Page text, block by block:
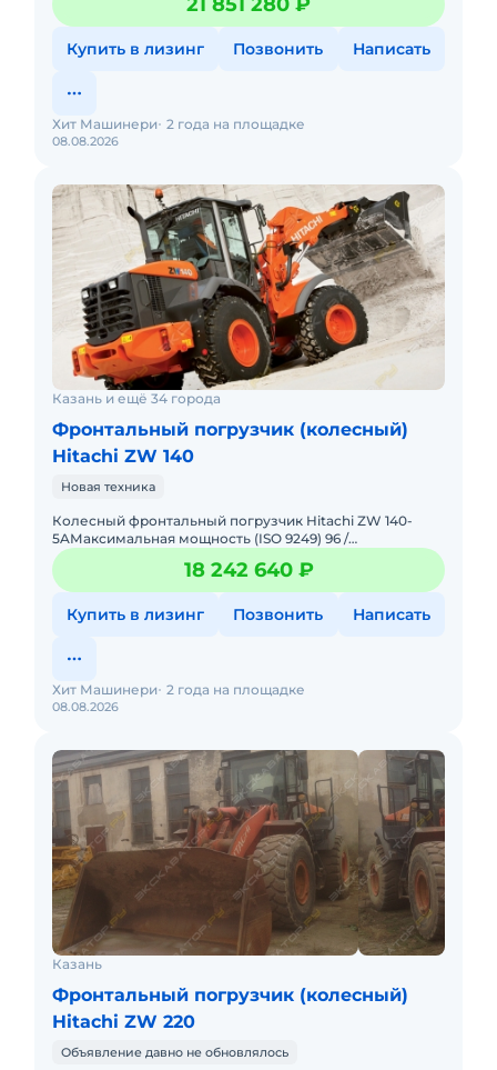
000 кгЕмкос
Купить в лизинг Позвонить Написать
08.08.2026
Хит Машинери 2 года на площадке
Казань и ещё 34 города
Фронтальный погрузчик (колесный)
Hitachi ZW 140
Новая техника
Колесный фронтальный погрузчик Hitachi ZW 140-
5AМаксимальная мощность (ISO 9249) 96 /
129Эксплуатационная масса 10 240 кгЕмкость ковша «с
шапкой» (I
18 242 640 ₽
Купить в лизинг Позвонить Написать
08.08.2026
Хит Машинери 2 года на площадке
Казань
Фронтальный погрузчик (колесный)
Hitachi ZW 220
Объявление давно не обновлялось